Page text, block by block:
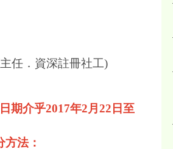
任．資深註冊社工)
期介乎2017年2月22日至
方法：